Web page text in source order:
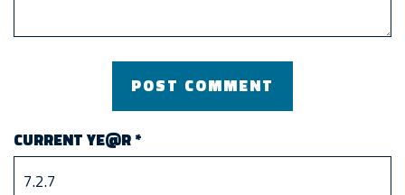
CURRENT YE@R*